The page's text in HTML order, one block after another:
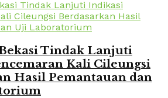
Tindak Lanjuti
Kali Cileungsi
Hasil Pemantauan dan